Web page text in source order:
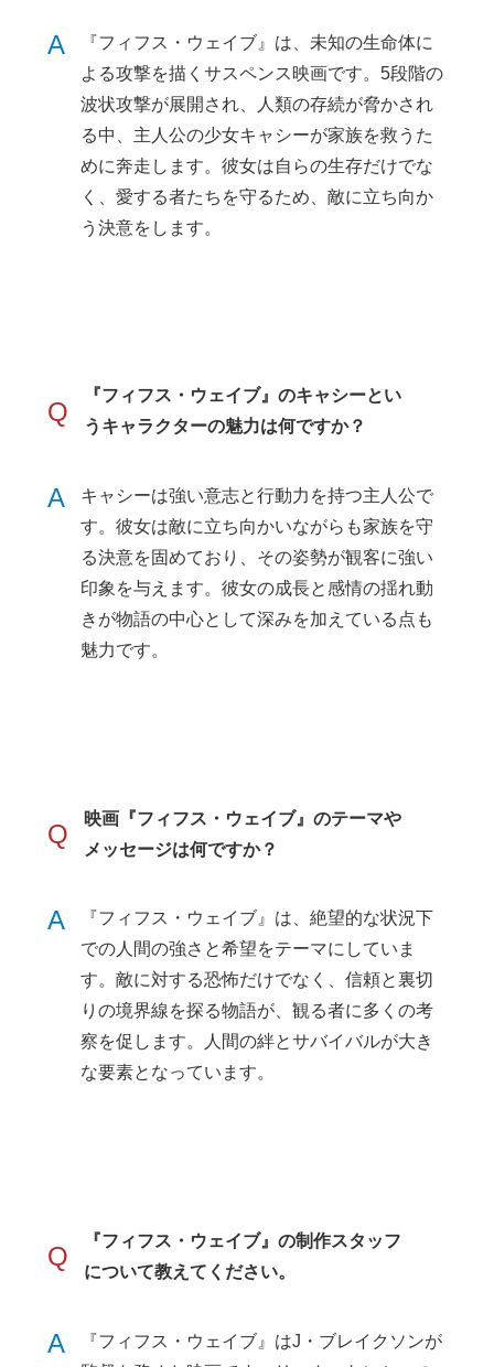
A
『フィフス・ウェイブ』は、未知の生命体に
よる攻撃を描くサスペンス映画です。5段階の
波状攻撃が展開され、人類の存続が脅かされ
る中、主人公の少女キャシーが家族を救うた
めに奔走します。彼女は自らの生存だけでな
く、愛する者たちを守るため、敵に立ち向か
う決意をします。
Q
『フィフス・ウェイブ』のキャシーとい
うキャラクターの魅力は何ですか？
A
キャシーは強い意志と行動力を持つ主人公で
す。彼女は敵に立ち向かいながらも家族を守
る決意を固めており、その姿勢が観客に強い
印象を与えます。彼女の成長と感情の揺れ動
きが物語の中心として深みを加えている点も
魅力です。
Q
映画『フィフス・ウェイブ』のテーマや
メッセージは何ですか？
A
『フィフス・ウェイブ』は、絶望的な状況下
での人間の強さと希望をテーマにしていま
す。敵に対する恐怖だけでなく、信頼と裏切
りの境界線を探る物語が、観る者に多くの考
察を促します。人間の絆とサバイバルが大き
な要素となっています。
Q
『フィフス・ウェイブ』の制作スタッフ
について教えてください。
A
『フィフス・ウェイブ』はJ・ブレイクソンが